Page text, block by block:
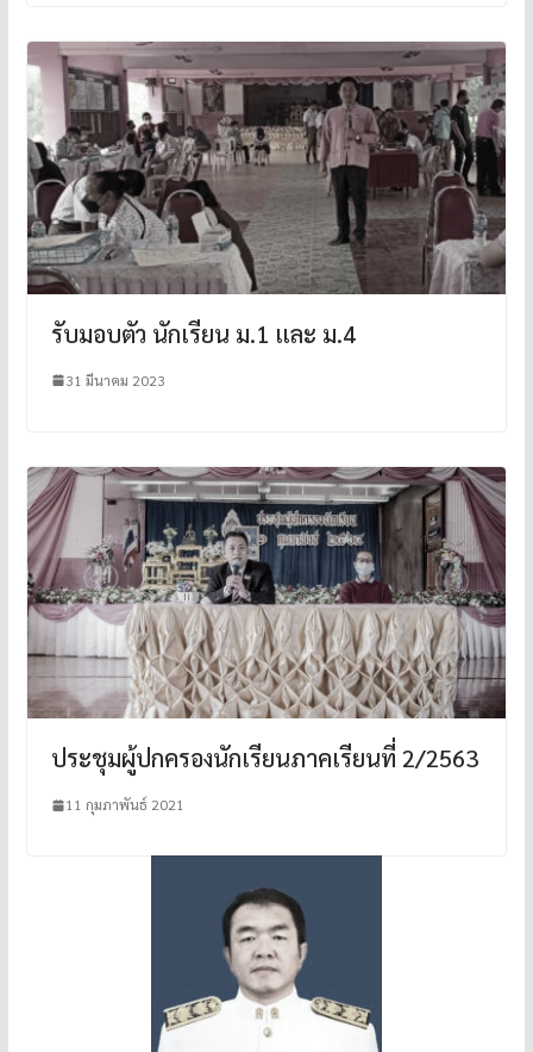
รับมอบตัว นักเรียน ม.1 และ ม.4
31 มีนาคม 2023
ประชุมผู้ปกครองนักเรียนภาคเรียนที่ 2/2563
11 กุมภาพันธ์ 2021